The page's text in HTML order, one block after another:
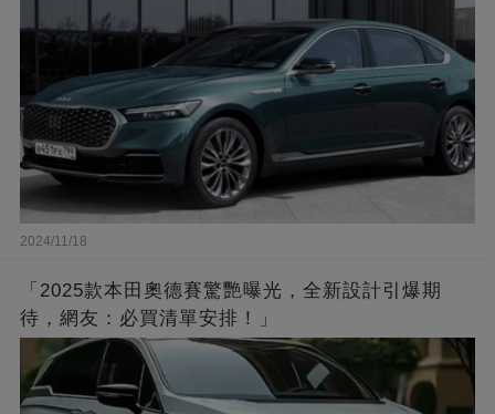
2024/11/18
「2025款本田奧德賽驚艷曝光，全新設計引爆期
待，網友：必買清單安排！」